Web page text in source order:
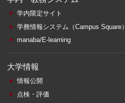
学内限定サイト
学務情報システム （Campus Square）
manaba/E-learning
大学情報
情報公開
点検・評価